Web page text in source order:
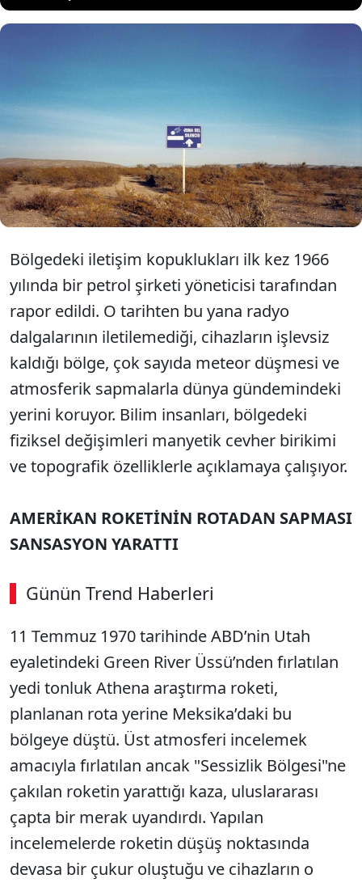
Meksika'nın Chihuahuan Çölü'nde yer alan ve
"Sessizlik Bölgesi" (La Zona del Silencio) olarak
adlandırılan bölge, on yıllardır süren radyo
kesintileri ve elektromanyetik anomalilerle
bilimsel araştırmaların odağında bulunuyor.
Bölgedeki iletişim kopuklukları ilk kez 1966
yılında bir petrol şirketi yöneticisi tarafından
rapor edildi. O tarihten bu yana radyo
dalgalarının iletilemediği, cihazların işlevsiz
kaldığı bölge, çok sayıda meteor düşmesi ve
atmosferik sapmalarla dünya gündemindeki
yerini koruyor. Bilim insanları, bölgedeki
fiziksel değişimleri manyetik cevher birikimi
ve topografik özelliklerle açıklamaya çalışıyor.
AMERİKAN ROKETİNİN ROTADAN SAPMASI
SANSASYON YARATTI
Günün Trend Haberleri
00:02 / 08:15
Sesi Aç
11 Temmuz 1970 tarihinde ABD’nin Utah
eyaletindeki Green River Üssü’nden fırlatılan
yedi tonluk Athena araştırma roketi,
planlanan rota yerine Meksika’daki bu
bölgeye düştü. Üst atmosferi incelemek
amacıyla fırlatılan ancak "Sessizlik Bölgesi"ne
çakılan roketin yarattığı kaza, uluslararası
çapta bir merak uyandırdı. Yapılan
incelemelerde roketin düşüş noktasında
devasa bir çukur oluştuğu ve cihazların o